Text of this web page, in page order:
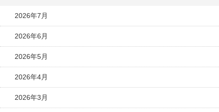
2026年7月
2026年6月
2026年5月
2026年4月
2026年3月